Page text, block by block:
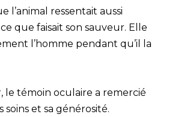
l’animal ressentait aussi
que faisait son sauveur. Elle
l’homme pendant qu’il la
le témoin oculaire a remercié
soins et sa générosité.